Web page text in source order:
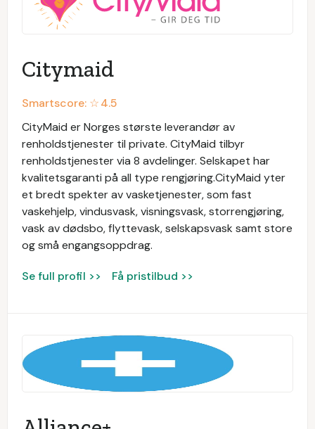
Citymaid
Smartscore: ☆4.5
CityMaid er Norges største leverandør av
renholdstjenester til private. CityMaid tilbyr
renholdstjenester via 8 avdelinger. Selskapet har
kvalitetsgaranti på all type rengjøring.CityMaid yter
et bredt spekter av vasketjenester, som fast
vaskehjelp, vindusvask, visningsvask, storrengjøring,
vask av dødsbo, flyttevask, selskapsvask samt store
og små engangsoppdrag.
Se full profil >> Få pristilbud >>